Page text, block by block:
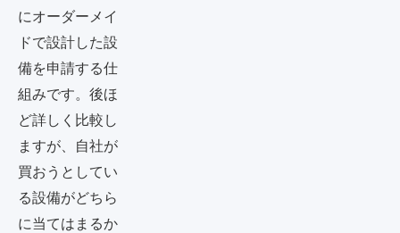
にオーダーメイ
ドで設計した設
備を申請する仕
組みです。後ほ
ど詳しく比較し
ますが、自社が
買おうとしてい
る設備がどちら
に当てはまるか